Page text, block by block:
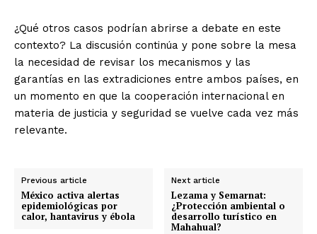
¿Qué otros casos podrían abrirse a debate en este
contexto? La discusión continúa y pone sobre la mesa
la necesidad de revisar los mecanismos y las
garantías en las extradiciones entre ambos países, en
un momento en que la cooperación internacional en
materia de justicia y seguridad se vuelve cada vez más
relevante.
Previous article
México activa alertas
epidemiológicas por
calor, hantavirus y ébola
Next article
Lezama y Semarnat:
¿Protección ambiental o
desarrollo turístico en
Mahahual?